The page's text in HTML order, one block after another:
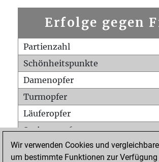
Erfolge gegen
Partienzahl
Schönheitspunkte
Damenopfer
Turmopfer
Läuferopfer
Springeropfer
Bauernopfer
Wir verwenden Cookies und
um bestimmte Funktionen zur